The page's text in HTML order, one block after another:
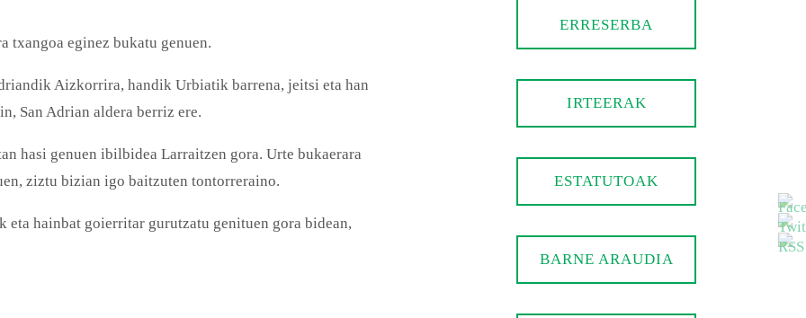
txangoa eginez bukatu genuen.
Aizkorrira, handik Urbiatik barrena, jeitsi eta han
San Adrian aldera berriz ere.
hasi genuen ibilbidea Larraitzen gora. Urte bukaerara
ziztu bizian igo baitzuten tontorreraino.
eta hainbat goierritar gurutzatu genituen gora bidean,
ERRESERBA
IRTEERAK
ESTATUTOAK
BARNE ARAUDIA